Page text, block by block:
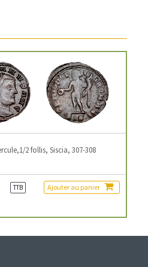
2 follis, Siscia, 307-308
TTB Ajouter au panier